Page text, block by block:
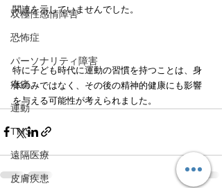
双極性感情障害
恐怖症
パーソナリティ障害
疼痛
運動
TMS
遠隔医療
皮膚疾患
関連を示していませんでした。
特に子ども時代に運動の習慣を持つことは、身
体のみではなく、その後の精神的健康にも影響
を与える可能性が考えられました。